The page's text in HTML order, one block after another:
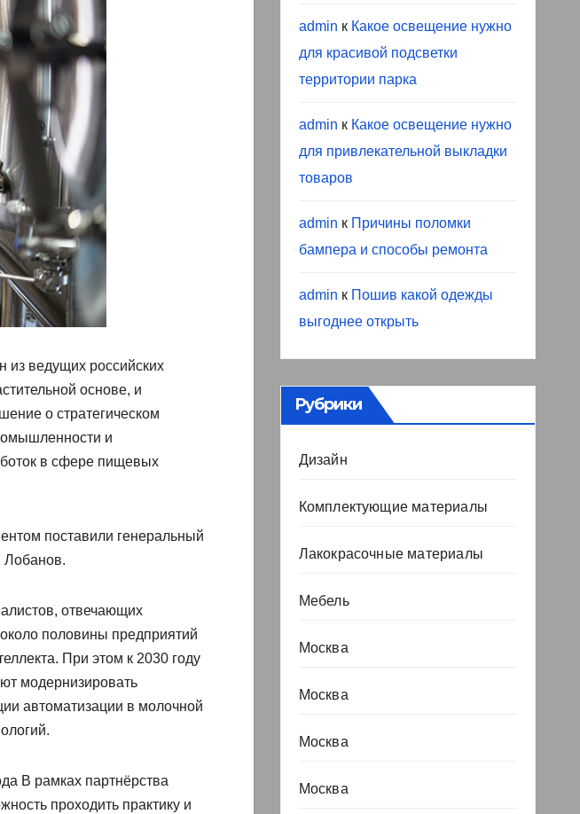
из ведущих российских
основе, и
о стратегическом
и
в сфере пищевых
поставили генеральный
Лобанов.
отвечающих
половины предприятий
При этом к 2030 году
модернизировать
автоматизации в молочной
В рамках партнёрства
проходить практику и
admin к Какое освещение нужно
для красивой подсветки
территории парка
admin к Какое освещение нужно
для привлекательной выкладки
товаров
admin к Причины поломки
бампера и способы ремонта
admin к Пошив какой одежды
выгоднее открыть
Рубрики
Дизайн
Комплектующие материалы
Лакокрасочные материалы
Мебель
Москва
Москва
Москва
Москва